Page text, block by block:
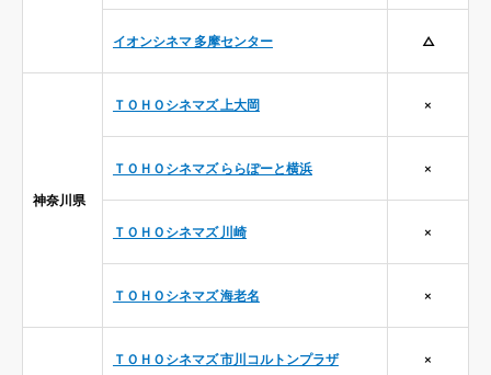
イオンシネマ 多摩センター △
神奈川県
ＴＯＨＯシネマズ 上大岡 ×
ＴＯＨＯシネマズ ららぽーと横浜 ×
ＴＯＨＯシネマズ 川崎 ×
ＴＯＨＯシネマズ 海老名 ×
ＴＯＨＯシネマズ 市川コルトンプラザ ×